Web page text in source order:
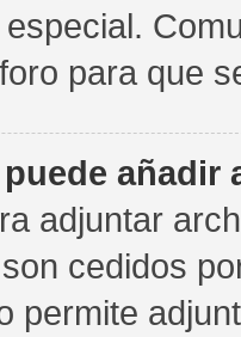
para que
adjuntar
cedidos
permite